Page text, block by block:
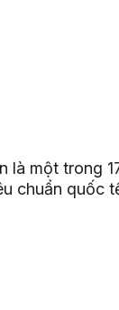
là một trong
chuẩn quốc